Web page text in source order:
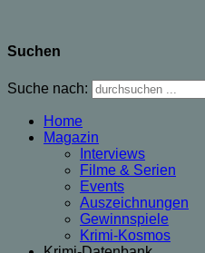
Suchen
Suche nach:
Home
Magazin
Interviews
Filme & Serien
Events
Auszeichnungen
Gewinnspiele
Krimi-Kosmos